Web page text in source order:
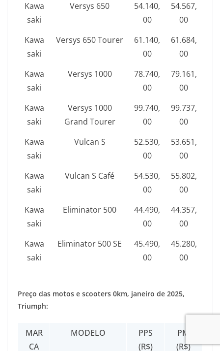
Kawa
saki
Versys 650
54.140,
00
54.567,
00
Kawa
saki
Versys 650 Tourer
61.140,
00
61.684,
00
Kawa
saki
Versys 1000
78.740,
00
79.161,
00
Kawa
saki
Versys 1000
Grand Tourer
99.740,
00
99.737,
00
Kawa
saki
Vulcan S
52.530,
00
53.651,
00
Kawa
saki
Vulcan S Café
54.530,
00
55.802,
00
Kawa
saki
Eliminator 500
44.490,
00
44.357,
00
Kawa
saki
Eliminator 500 SE
45.490,
00
45.280,
00
Preço das motos e scooters 0km, janeiro de 2025,
Triumph:
MAR
CA
MODELO
PPS
(R$)
PM
(R$)